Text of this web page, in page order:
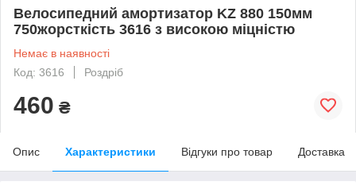
Велосипедний амортизатор KZ 880 150мм
750жорсткість 3616 з високою міцністю
Немає в наявності
Код: 3616
Роздріб
460 ₴
Опис Характеристики Відгуки про товар Доставка